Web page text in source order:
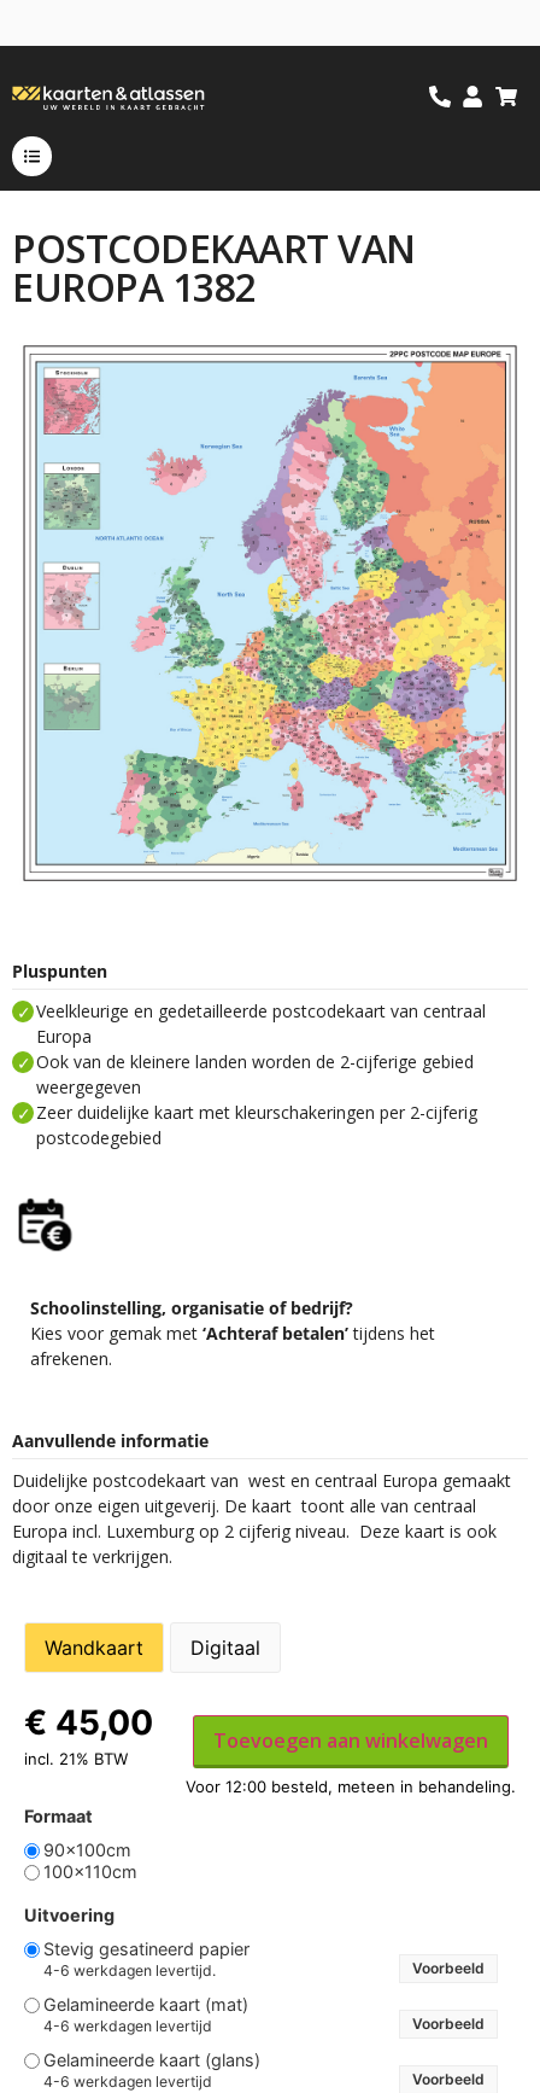
POSTCODEKAART VAN
EUROPA 1382
Pluspunten
Veelkleurige en gedetailleerde postcodekaart van centraal
Europa
Ook van de kleinere landen worden de 2-cijferige gebied
weergegeven
Zeer duidelijke kaart met kleurschakeringen per 2-cijferig
postcodegebied
Schoolinstelling, organisatie of bedrijf?
Kies voor gemak met ‘Achteraf betalen’tijdens het
afrekenen.
Aanvullende informatie
Duidelijke postcodekaart van west en centraal Europa gemaakt
door onze eigen uitgeverij. De kaart toont alle van centraal
Europa incl. Luxemburg op 2 cijferig niveau. Deze kaart is ook
digitaal te verkrijgen.
Wandkaart Digitaal
Formaat
90x100cm
100x110cm
Uitvoering
Stevig gesatineerd papier
4-6 werkdagen levertijd. Voorbeeld
Gelamineerde kaart (mat)
4-6 werkdagen levertijd Voorbeeld
Gelamineerde kaart (glans)
4-6 werkdagen levertijd Voorbeeld
€ 45,00
incl. 21% BTW
Toevoegen aan winkelwagen